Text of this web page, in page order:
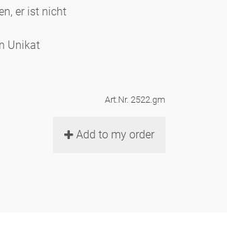
er ist nicht
Unikat
Art.Nr. 2522.gm
Add to my order